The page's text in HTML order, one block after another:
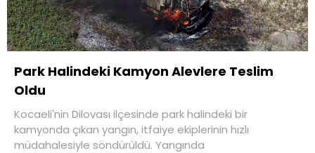
Park Halindeki Kamyon Alevlere Teslim
Oldu
Kocaeli'nin Dilovası ilçesinde park halindeki bir
kamyonda çıkan yangın, itfaiye ekiplerinin hızlı
müdahalesiyle söndürüldü. Yangında